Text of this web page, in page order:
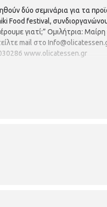
δύο σεμινάρια για τα
Food festival,
γιατί;” Ομιλήτρια:
mail στο
www.olicatessen.gr